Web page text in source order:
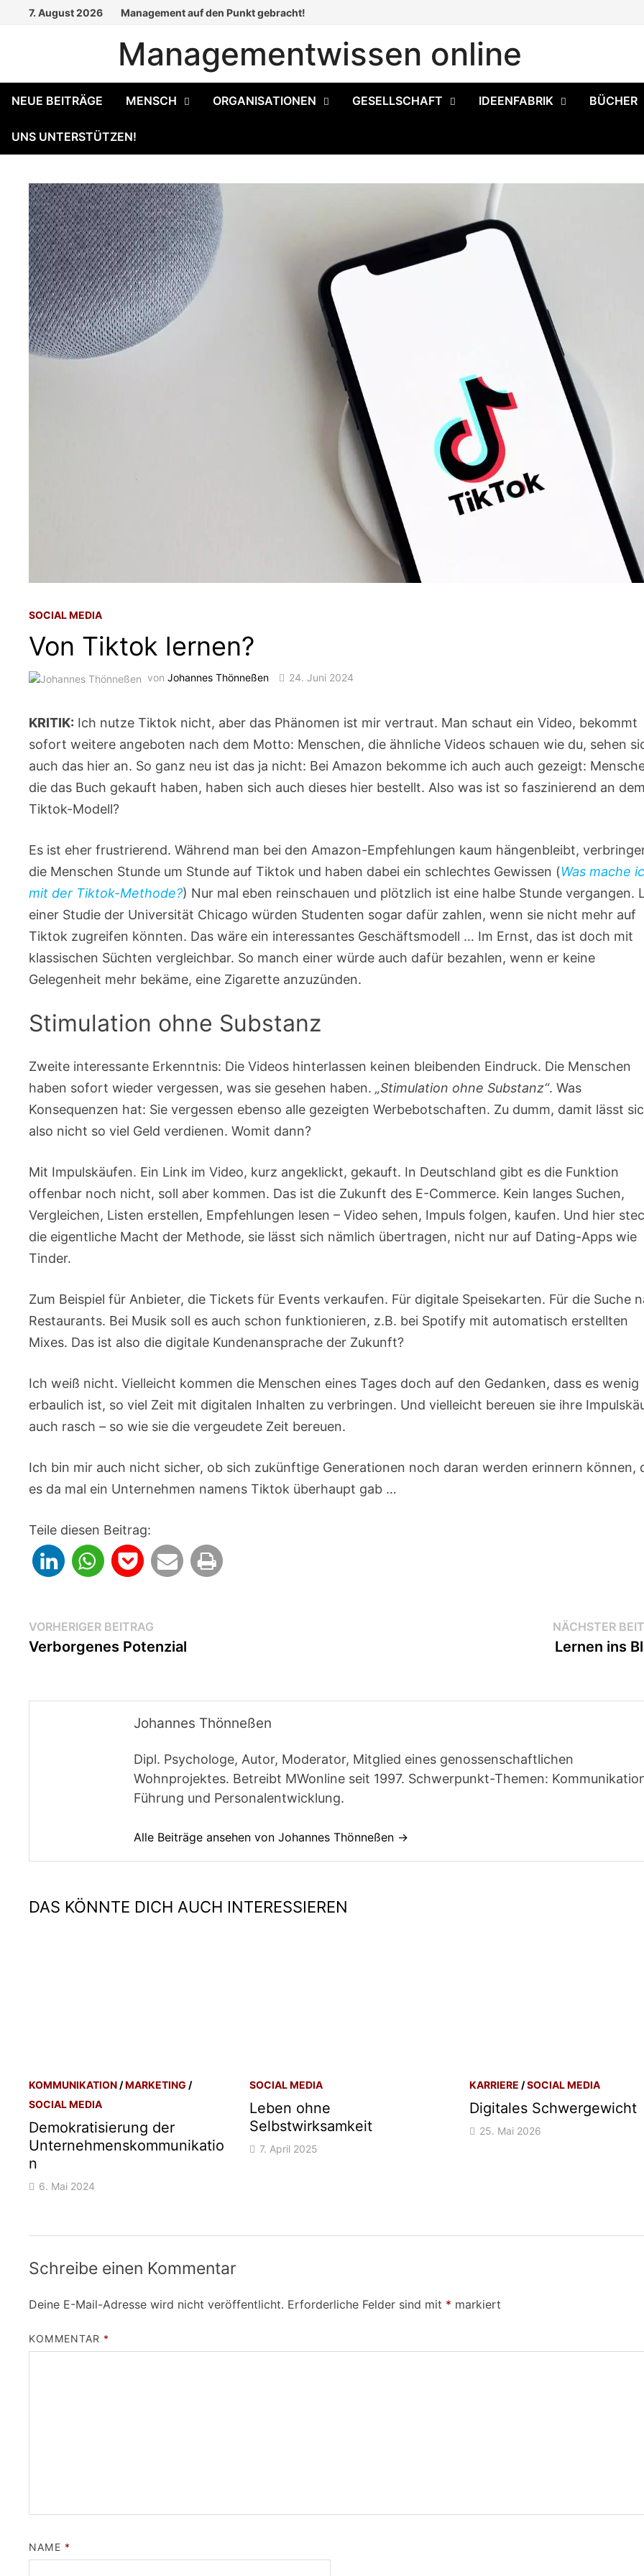
7. August 2026 Management auf den Punkt gebracht!
Managementwissen online
NEUE BEITRÄGE MENSCH ORGANISATIONEN GESELLSCHAFT IDEENFABRIK BÜCHER
UNS UNTERSTÜTZEN!
SOCIAL MEDIA
Von Tiktok lernen?
vonJohannes Thönneßen 24. Juni 2024
KRITIK: Ich nutze Tiktok nicht, aber das Phänomen ist mir vertraut. Man schaut ein Video, bekommt
sofort weitere angeboten nach dem Motto: Menschen, die ähnliche Videos schauen wie du, sehen
auch das hier an. So ganz neu ist das ja nicht: Bei Amazon bekomme ich auch auch gezeigt:
die das Buch gekauft haben, haben sich auch dieses hier bestellt. Also was ist so faszinierend an dem
Tiktok-Modell?
Es ist eher frustrierend. Während man bei den Amazon-Empfehlungen kaum hängenbleibt,
die Menschen Stunde um Stunde auf Tiktok und haben dabei ein schlechtes Gewissen (Was mache
mit der Tiktok-Methode?) Nur mal eben reinschauen und plötzlich ist eine halbe Stunde vergangen.
einer Studie der Universität Chicago würden Studenten sogar dafür zahlen, wenn sie nicht mehr auf
Tiktok zugreifen könnten. Das wäre ein interessantes Geschäftsmodell … Im Ernst, das ist doch mit
klassischen Süchten vergleichbar. So manch einer würde auch dafür bezahlen, wenn er keine
Gelegenheit mehr bekäme, eine Zigarette anzuzünden.
Stimulation ohne Substanz
Zweite interessante Erkenntnis: Die Videos hinterlassen keinen bleibenden Eindruck. Die Menschen
haben sofort wieder vergessen, was sie gesehen haben.„Stimulation ohne Substanz“. Was
Konsequenzen hat: Sie vergessen ebenso alle gezeigten Werbebotschaften. Zu dumm, damit lässt
also nicht so viel Geld verdienen. Womit dann?
Mit Impulskäufen. Ein Link im Video, kurz angeklickt, gekauft. In Deutschland gibt es die Funktion
offenbar noch nicht, soll aber kommen. Das ist die Zukunft des E-Commerce. Kein langes Suchen,
Vergleichen, Listen erstellen, Empfehlungen lesen – Video sehen, Impuls folgen, kaufen. Und hier
die eigentliche Macht der Methode, sie lässt sich nämlich übertragen, nicht nur auf Dating-Apps wie
Tinder.
Zum Beispiel für Anbieter, die Tickets für Events verkaufen. Für digitale Speisekarten. Für die Suche
Restaurants. Bei Musik soll es auch schon funktionieren, z.B. bei Spotify mit automatisch erstellten
Mixes. Das ist also die digitale Kundenansprache der Zukunft?
Ich weiß nicht. Vielleicht kommen die Menschen eines Tages doch auf den Gedanken, dass es wenig
erbaulich ist, so viel Zeit mit digitalen Inhalten zu verbringen. Und vielleicht bereuen sie ihre
auch rasch – so wie sie die vergeudete Zeit bereuen.
Ich bin mir auch nicht sicher, ob sich zukünftige Generationen noch daran werden erinnern können,
es da mal ein Unternehmen namens Tiktok überhaupt gab …
Teile diesen Beitrag:
Beitragsnavigation
VORHERIGER BEITRAG
Beitrag:
Verborgenes Potenzial
NÄCHSTER
Lernen ins
Johannes Thönneßen
Dipl. Psychologe, Autor, Moderator, Mitglied eines genossenschaftlichen
Wohnprojektes. Betreibt MWonline seit 1997. Schwerpunkt-Themen:
Führung und Personalentwicklung.
Alle Beiträge ansehen von Johannes Thönneßen →
DAS KÖNNTE DICH AUCH INTERESSIEREN
KOMMUNIKATION /MARKETING /
SOCIAL MEDIA
Demokratisierung der
Unternehmenskommunikatio
n
6. Mai 2024
SOCIAL MEDIA
Leben ohne
Selbstwirksamkeit
7. April 2025
KARRIERE /SOCIAL MEDIA
Digitales Schwergewicht
25. Mai 2026
Schreibe einen Kommentar
Deine E-Mail-Adresse wird nicht veröffentlicht. Erforderliche Felder sind mit * markiert
KOMMENTAR *
NAME *